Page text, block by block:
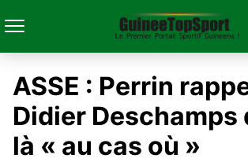
ASSE : Perrin
Didier Deschamps
là « au cas où »